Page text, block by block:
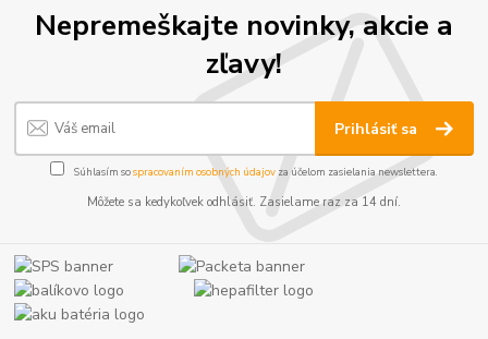
Nepremeškajte novinky, akcie a
zľavy!
Prihlásiť sa
Súhlasím sospracovaním osobných údajov za účelom zasielania newslettera.
Môžete sa kedykoľvek odhlásiť. Zasielame raz za 14 dní.